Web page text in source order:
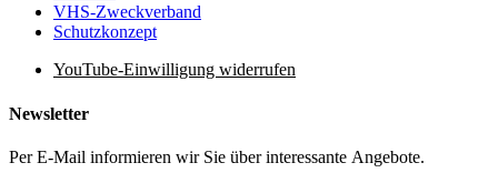
VHS-Zweckverband
Schutzkonzept
YouTube-Einwilligung widerrufen
Newsletter
Per E-Mail informieren wir Sie über interessante Angebote.